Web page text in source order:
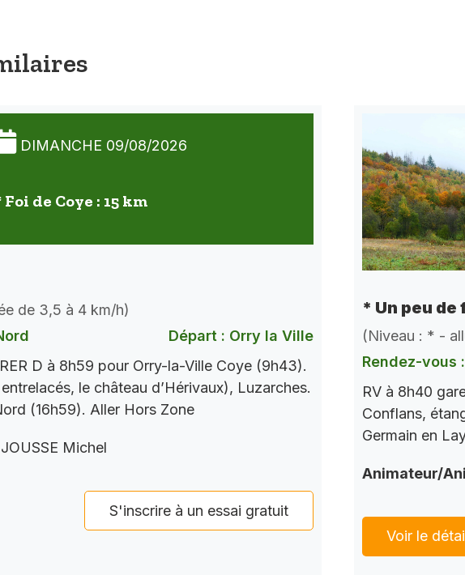
DIMANCHE 09/08/2026
Foi de Coye : 15 km
de 3,5 à 4 km/h)
Départ : Orry la Ville
D à 8h59 pour Orry-la-Ville Coye (9h43).
le château d’Hérivaux), Luzarches.
(16h59). Aller Hors Zone
Michel
S'inscrire à un essai gratuit
* Un peu
(Niveau : * -
Rendez-vous
RV à 8h40
Conflans,
Germain en
Animateur/
Voir le